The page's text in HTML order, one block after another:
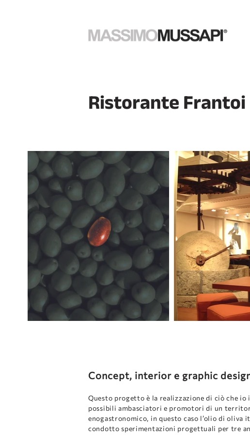
Ristorante Frantoi
Concept, interior e graphic
Questo progetto è la realizzazione di ciò che
possibili ambasciatori e promotori di un
enogastronomico, in questo caso l’olio di oliva
condotto sperimentazioni progettuali per tre